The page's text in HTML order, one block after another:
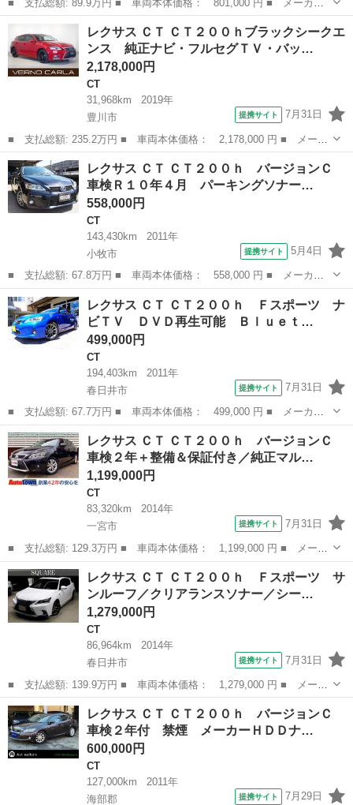
■ 支払総額: 89.9万円 ■ 車両本体価格： 801,000 円 ■ メーカー
名： レクサス ■ 車種名： ＣＴ ■ グレード名： ＣＴ２００
ｈ バージョンＣ ＬＥＤヘッド純正ＯＰ１７ＡＷ純正ＨＤＤナビＢ
カメ地デジＢＴ...
豊田市 CT
レクサス ＣＴ ＣＴ２００ｈブラックシークエ
ンス 純正ナビ・フルセグＴＶ・バッ…
2,178,000円
CT
31,968km
2019年
豊川市
提携サイト 7月31日
■ 支払総額: 235.2万円 ■ 車両本体価格： 2,178,000 円 ■ メーカ
ー名： レクサス ■ 車種名： ＣＴ ■ グレード名： ＣＴ２００
ｈブラックシークエンス 純正ナビ・フルセグＴＶ・バックカメラ・
レクサス...
愛知 豊川市 CT
レクサス ＣＴ ＣＴ２００ｈ バージョンＣ
車検Ｒ１０年４月 パーキングソナー…
558,000円
CT
143,430km
2011年
小牧市
提携サイト 5月4日
■ 支払総額: 67.8万円 ■ 車両本体価格： 558,000 円 ■ メーカー
名： レクサス ■ 車種名： ＣＴ ■ グレード名： ＣＴ２００
ｈ バージョンＣ 車検Ｒ１０年４月 パーキングソナー 電格ミラ
ー プッシュス...
愛知 小牧市 CT
レクサス ＣＴ ＣＴ２００ｈ Ｆスポーツ ナ
ビＴＶ ＤＶＤ再生可能 Ｂｌｕｅｔ…
499,000円
CT
194,403km
2011年
春日井市
提携サイト 7月31日
■ 支払総額: 67.7万円 ■ 車両本体価格： 499,000 円 ■ メーカー
名： レクサス ■ 車種名： ＣＴ ■ グレード名： ＣＴ２００
ｈ Ｆスポーツ ナビＴＶ ＤＶＤ再生可能 Ｂｌｕｅｔｏｏｔｈ
ＵＳＢ入力端子...
愛知 春日井市
レクサス ＣＴ ＣＴ２００ｈ バージョンＣ
車検２年＋整備＆保証付き／純正マル…
1,199,000円
CT
83,320km
2014年
一宮市
提携サイト 7月31日
■ 支払総額: 129.3万円 ■ 車両本体価格： 1,199,000 円 ■ メーカ
ー名： レクサス ■ 車種名： ＣＴ ■ グレード名： ＣＴ２００
ｈ バージョンＣ 車検２年＋整備＆保証付き／純正マルチナビ（Ｔ
Ｖ／ＣＤ...
愛知 一宮市 CT
レクサス ＣＴ ＣＴ２００ｈ Ｆスポーツ サ
ンルーフ／クリアランスソナー／シー…
1,279,000円
CT
86,964km
2014年
春日井市
提携サイト 7月31日
■ 支払総額: 139.9万円 ■ 車両本体価格： 1,279,000 円 ■ メーカ
ー名： レクサス ■ 車種名： ＣＴ ■ グレード名： ＣＴ２００
ｈ Ｆスポーツ サンルーフ／クリアランスソナー／シートカバー／
前後ドラ...
愛知 春日井市
レクサス ＣＴ ＣＴ２００ｈ バージョンＣ
車検２年付 禁煙 メーカーＨＤＤナ…
600,000円
CT
127,000km
2011年
海部郡
提携サイト 7月29日